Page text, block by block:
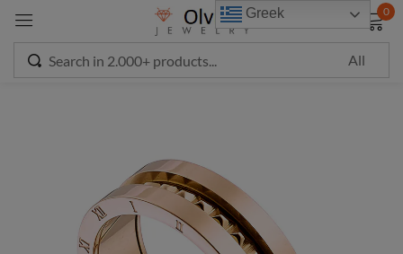
0
Greek
Sign in
Remember me
modal-check